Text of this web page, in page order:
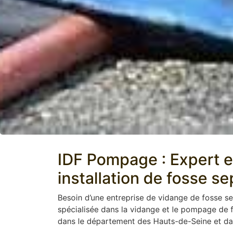
IDF Pompage : Expert
installation de fosse
Besoin d’une entreprise de vidange de fosse
spécialisée dans la vidange et le pompage
dans le département des Hauts-de-Seine et